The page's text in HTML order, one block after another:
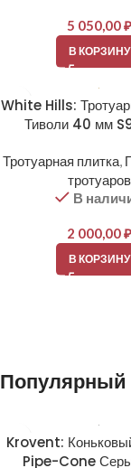
5 050,00₽
В КОРЗИНУ
White Hills:
Тиволи 40 мм
Тротуарная плитка,
тротуаров
В
2 000,00₽
В КОРЗИНУ
Популярный
Krovent:
Pipe-Cone